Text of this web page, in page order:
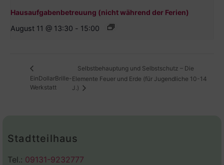
Hausaufgabenbetreuung (nicht während der Ferien)
August 11 @ 13:30 - 15:00
EinDollarBrille-
Werkstatt
Selbstbehauptung und Selbstschutz – Die
Elemente Feuer und Erde (für Jugendliche 10-14
J.)
Stadtteilhaus
Tel.: 09131-9232777